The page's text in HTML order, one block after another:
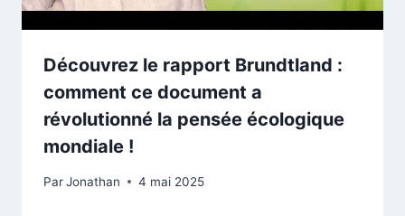
Découvrez le rapport Brundtland :
comment ce document a
révolutionné la pensée écologique
mondiale !
ParJonathan 4 mai 2025